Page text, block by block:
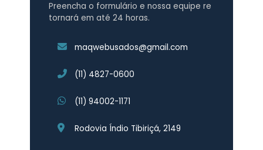
Preencha o formulário e nossa equipe re
tornará em até 24 horas.
maqwebusados@gmail.com
(11) 4827-0600
(11) 94002-1171
Rodovia Índio Tibiriçá, 2149